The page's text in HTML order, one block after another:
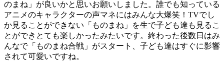
のまね」が良いかと思いお願いしました。誰でも知っている
アニメのキャラクターの声マネにはみんな大爆笑！TVでし
か見ることができない「ものまね」を生で子ども達も見るこ
とができとても楽しかったみたいです。終わった後数日はみ
んなで「ものまね合戦」がスタート、子ども達はすぐに影響
されて可愛いですね。